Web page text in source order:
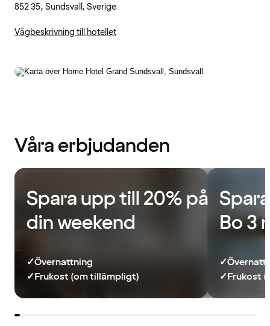
852 35, Sundsvall, Sverige
Vägbeskrivning till hotellet
Våra erbjudanden
Spara upp till 20% på
din weekend
✓Övernattning
✓Frukost (om tillämpligt)
Bo 3
✓
✓Frukost